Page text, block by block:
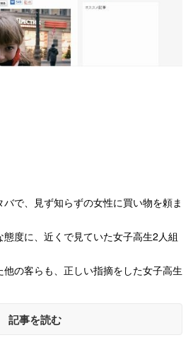
で、見ず知らずの女性に買い物を頼ま
度に、近くで見ていた女子高生2人組
の客らも、正しい指摘をした女子高生
記事を読む